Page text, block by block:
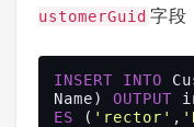
ustomerGuid 字段
INSERT INTO
Name) OUTPUT
ES ( 'rector' ,